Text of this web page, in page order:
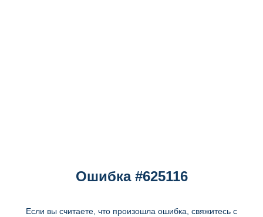
Ошибка #625116
Если вы считаете, что произошла ошибка, свяжитесь с